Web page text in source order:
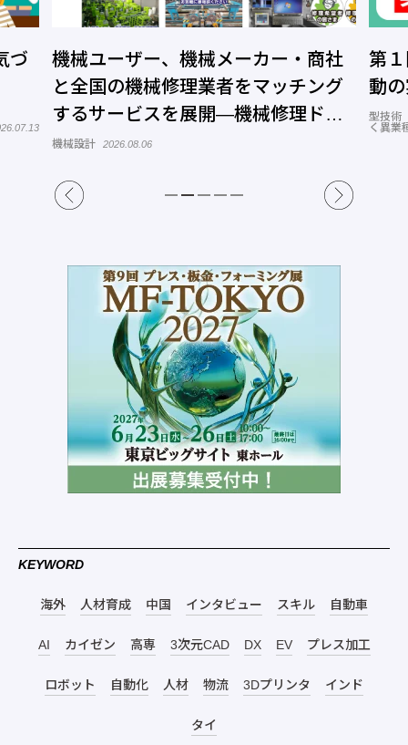
づ
機械ユーザー、機械メーカー・商社
と全国の機械修理業者をマッチング
するサービスを展開―機械修理ドッ
トコム
機械設計 2026.08.06
第
動
型技術
く異業
KEYWORD
海外 人材育成 中国 インタビュー スキル 自動車
AI カイゼン 高専 3次元CAD DX EV プレス加工
ロボット 自動化 人材 物流 3Dプリンタ インド
タイ